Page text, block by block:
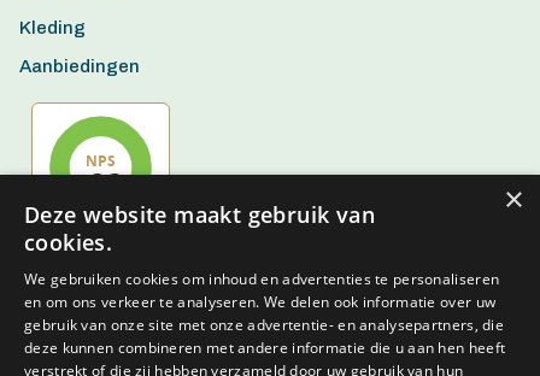
Kleding
Aanbiedingen
×
Deze website maakt gebruik van
cookies.
We gebruiken cookies om inhoud en advertenties te personaliseren
en om ons verkeer te analyseren. We delen ook informatie over uw
gebruik van onze site met onze advertentie- en analysepartners, die
deze kunnen combineren met andere informatie die u aan hen heeft
verstrekt of die zij hebben verzameld door uw gebruik van hun